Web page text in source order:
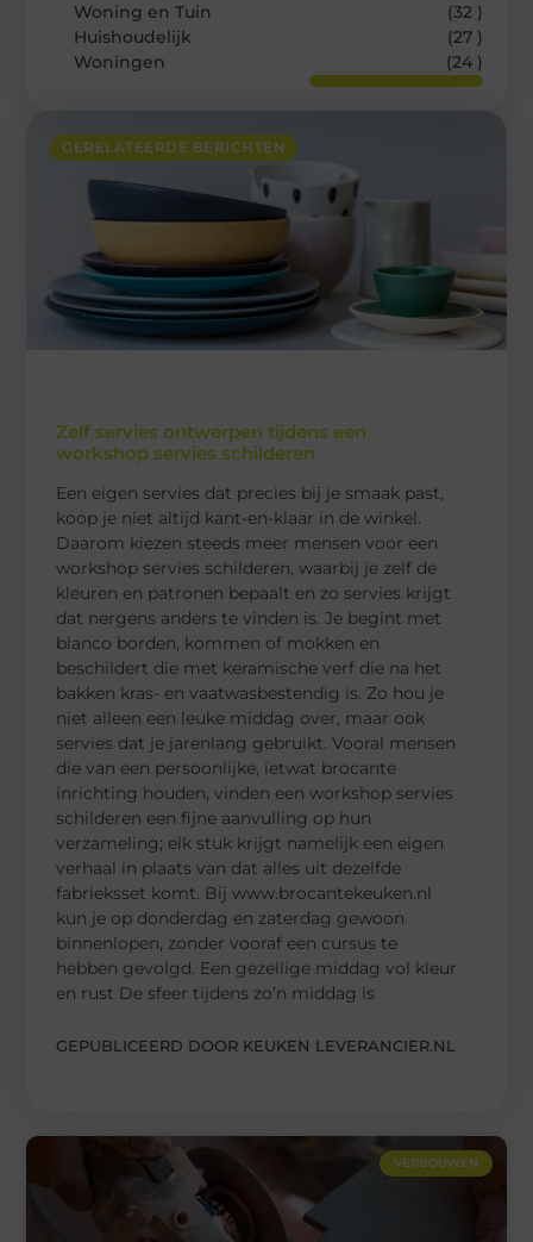
GERELATEERDE BERICHTEN
Zelf servies ontwerpen tijdens een
workshop servies schilderen
Een eigen servies dat precies bij je smaak past,
koop je niet altijd kant-en-klaar in de winkel.
Daarom kiezen steeds meer mensen voor een
workshop servies schilderen, waarbij je zelf de
kleuren en patronen bepaalt en zo servies krijgt
dat nergens anders te vinden is. Je begint met
blanco borden, kommen of mokken en
beschildert die met keramische verf die na het
bakken kras- en vaatwasbestendig is. Zo hou je
niet alleen een leuke middag over, maar ook
servies dat je jarenlang gebruikt. Vooral mensen
die van een persoonlijke, ietwat brocante
inrichting houden, vinden een workshop servies
schilderen een fijne aanvulling op hun
verzameling; elk stuk krijgt namelijk een eigen
verhaal in plaats van dat alles uit dezelfde
fabrieksset komt. Bij www.brocantekeuken.nl
kun je op donderdag en zaterdag gewoon
binnenlopen, zonder vooraf een cursus te
hebben gevolgd. Een gezellige middag vol kleur
en rust De sfeer tijdens zo’n middag is
GEPUBLICEERD DOOR KEUKEN LEVERANCIER.NL
Woning en Tuin
(32 )
Huishoudelijk
(27 )
Woningen
(24 )
VERBOUWEN